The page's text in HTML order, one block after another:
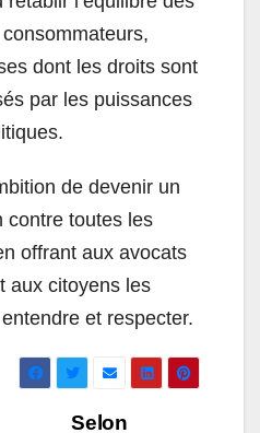
dont les droits sont
par les puissances
de devenir un
contre toutes les
offrant aux avocats
aux citoyens les
et respecter.
Selon